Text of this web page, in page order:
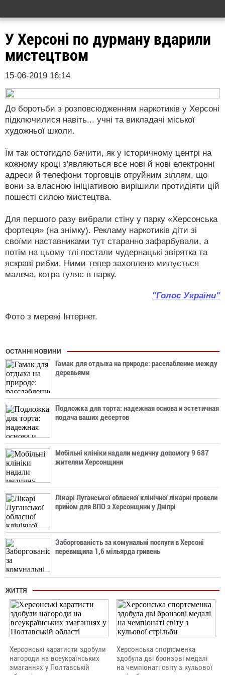
У Херсоні по дурману вдарили
мистецтвом
15-06-2019 16:14
До боротьби з розповсюдженням наркотиків у Херсоні
підключилися навіть... учні та викладачі міської
художньої школи.
Їм так остогидло бачити, як у історичному центрі на
кожному кроці з'являються все нові й нові електронні
адреси й телефони торговців отруйним зіллям, що
вони за власною ініціативою вирішили протидіяти цій
пошесті силою мистецтва.
Для першого разу вибрали стіну у парку «Херсонська
фортеця» (на знімку). Рекламу наркотиків діти зі
своїми наставниками тут старанно зафарбували, а
потім на цьому тлі постали чудернацькі звірятка та
яскраві рибки. Ними тепер захоплено милується
малеча, котра гуляє в парку.
"Голос України"
Фото з мережі Інтернет.
ОСТАННІ НОВИНИ
Гамак для отдыха на природе: расслабление между
деревьями
Подложка для торта: надежная основа и эстетичная
подача ваших десертов
Мобільні клініки надали медичну допомогу 9 687
жителям Херсонщини
Лікарі Луганської обласної клінічної лікарні провели
прийом для ВПО з Херсонщини у Дніпрі
Заборгованість за комунальні послуги в Херсоні
перевищила 1,6 мільярда гривень
ЖИТТЯ
Херсонські каратисти здобули
нагороди на всеукраїнських
змаганнях у Полтавській
Херсонська спортсменка
здобула дві бронзові медалі
на чемпіонаті світу з кульової